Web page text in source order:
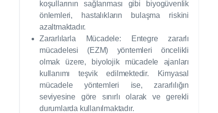
koşullarının sağlanması gibi biyogüvenlik
önlemleri, hastalıkların bulaşma riskini
azaltmaktadır.
Zararlılarla Mücadele: Entegre zararlı
mücadelesi (EZM) yöntemleri öncelikli
olmak üzere, biyolojik mücadele ajanları
kullanımı teşvik edilmektedir. Kimyasal
mücadele yöntemleri ise, zararlılığın
seviyesine göre sınırlı olarak ve gerekli
durumlarda kullanılmaktadır.